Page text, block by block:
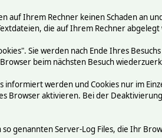
Ihrem Rechner keinen Schaden an
die auf Ihrem Rechner
Sie werden nach Ende Ihres
beim nächsten Besuch
informiert werden und Cookies nur im
Browser aktivieren. Bei der
genannten Server-Log Files, die Ihr